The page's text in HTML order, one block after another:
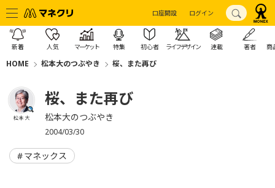
口座開設 ログイン
新着 人気 マーケット 特集 初心者 ライフデザイン 連載 著者 商
HOME 松本大のつぶやき 桜、また再び
松本 大
桜、また再び
松本大のつぶやき
2004/03/30
マネックス